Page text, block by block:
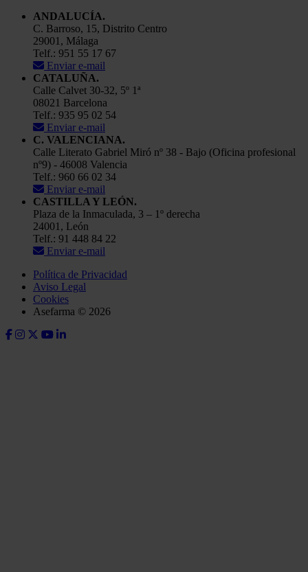
ANDALUCÍA.
C. Barroso, 15, Distrito Centro
29001, Málaga
Telf.: 951 55 17 67
Enviar e-mail
CATALUÑA.
Calle Calvet 30-32, 5º 1ª
08021 Barcelona
Telf.: 935 95 02 54
Enviar e-mail
C. VALENCIANA.
Calle Literato Gabriel Miró nº 38 - Bajo (Oficina profesional
nº9) - 46008 Valencia
Telf.: 960 66 02 34
Enviar e-mail
CASTILLA Y LEÓN.
Plaza de la Inmaculada, 3 – 1º derecha
24001, León
Telf.: 91 448 84 22
Enviar e-mail
Política de Privacidad
Aviso Legal
Cookies
Asefarma © 2026